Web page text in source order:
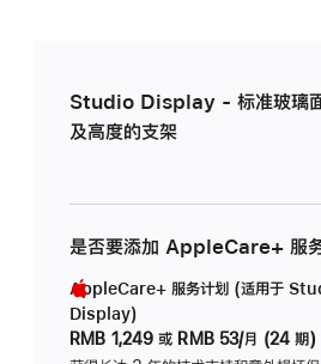
Studio Display - 标准玻璃
及高度的支架
是否要添加 AppleCare+ 服务
AppleCare+ 服务计划 (适用于
Display)
RMB 1,249 或 RMB 53/月 (24 期)